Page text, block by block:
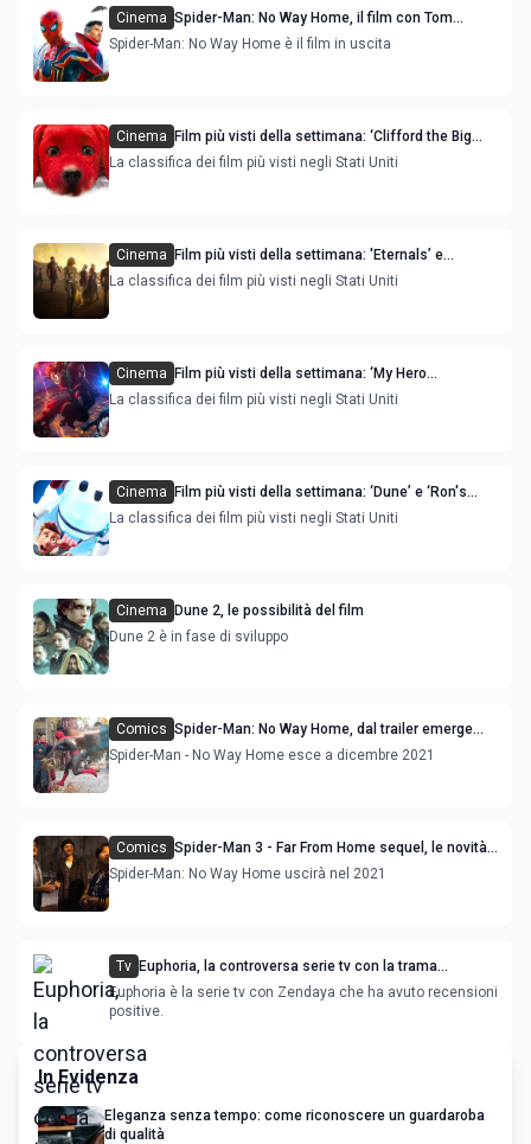
Cinema Spider-Man: No Way Home, il film con Tom
Holland e Zendaya, immagini dal set
Spider-Man: No Way Home è il film in uscita
Cinema
Film più visti della settimana: ‘Clifford the Big
Red Dog’ e ‘Belfast’ sono le novità
La classifica dei film più visti negli Stati Uniti
Cinema
Film più visti della settimana: 'Eternals’ e
'Spencer’ sono le novità
La classifica dei film più visti negli Stati Uniti
Cinema
Film più visti della settimana: ‘My Hero
Academia, World Heroes' Mission’ è la novità
La classifica dei film più visti negli Stati Uniti
Cinema
Film più visti della settimana: ‘Dune’ e ‘Ron's
Gone Wrong' sono le novità
La classifica dei film più visti negli Stati Uniti
Cinema
Dune 2, le possibilità del film
Dune 2 è in fase di sviluppo
Comics Spider-Man: No Way Home, dal trailer emerge
l’ipotesi che Doctor Strange sia Mephisto
Spider-Man - No Way Home esce a dicembre 2021
Comics Spider-Man 3 - Far From Home sequel, le novità
sul film
Spider-Man: No Way Home uscirà nel 2021
Tv Euphoria, la controversa serie tv con la trama
incentrata sulla droga
Euphoria è la serie tv con Zendaya che ha avuto recensioni
positive.
In Evidenza
Eleganza senza tempo: come riconoscere un guardaroba
di qualità